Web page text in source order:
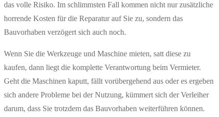
das volle Risiko. Im schlimmsten Fall kommen nicht nur zusätzliche
horrende Kosten für die Reparatur auf Sie zu, sondern das
Bauvorhaben verzögert sich auch noch.
Wenn Sie die Werkzeuge und Maschine mieten, satt diese zu
kaufen, dann liegt die komplette Verantwortung beim Vermieter.
Geht die Maschinen kaputt, fällt vorübergehend aus oder es ergeben
sich andere Probleme bei der Nutzung, kümmert sich der Verleiher
darum, dass Sie trotzdem das Bauvorhaben weiterführen können.